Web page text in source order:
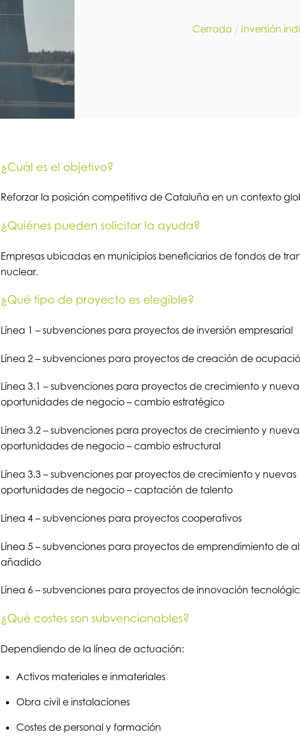
Cerrada Inversión
¿Cuál es el objetivo?
Reforzar la posición competitiva de Cataluña en un contexto
¿Quiénes pueden solicitar la ayuda?
Empresas ubicadas en municipios beneficiarios de fondos de
nuclear.
¿Qué tipo de proyecto es elegible?
Línea 1 – subvenciones para proyectos de inversión empresarial
Línea 2 – subvenciones para proyectos de creación de
Línea 3.1 – subvenciones para proyectos de crecimiento y
oportunidades de negocio – cambio estratégico
Línea 3.2 – subvenciones para proyectos de crecimiento y
oportunidades de negocio – cambio estructural
Línea 3.3 – subvenciones par proyectos de crecimiento y nuevas
oportunidades de negocio – captación de talento
Línea 4 – subvenciones para proyectos cooperativos
Línea 5 – subvenciones para proyectos de emprendimiento de
añadido
Línea 6 – subvenciones para proyectos de innovación
¿Qué costes son subvencionables?
Dependiendo de la línea de actuación:
Activos materiales e inmateriales
Obra civil e instalaciones
Costes de personal y formación